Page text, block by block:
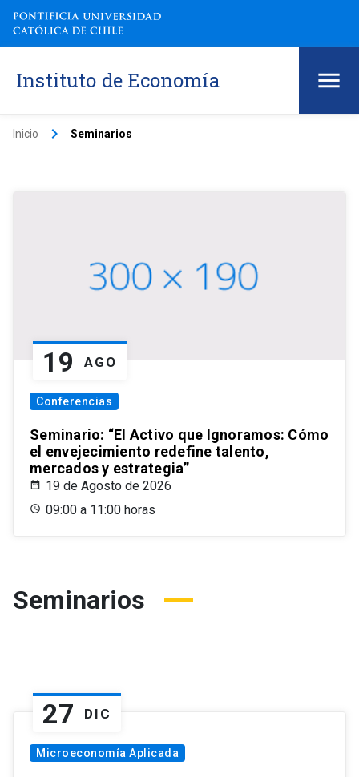
Instituto de Economía
Inicio keyboard_arrow_right Seminarios
19 AGO
Conferencias
Seminario: “El Activo que Ignoramos: Cómo
el envejecimiento redefine talento,
mercados y estrategia”
19 de Agosto de 2026
09:00 a 11:00 horas
Seminarios
27 DIC
Microeconomía Aplicada